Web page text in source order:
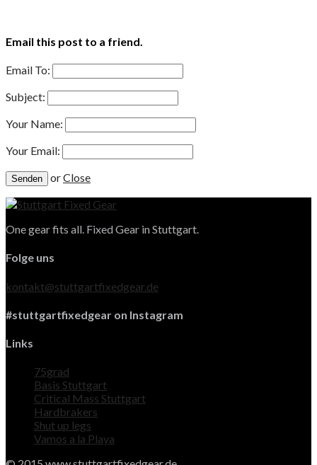
Email this post to a friend.
Email To:
Subject:
Your Name:
Your Email:
orClose
One gear fits all. Fixed Gear in Stuttgart.
Folge uns
kontakt@stuttgartfixedgear.de
#stuttgartfixedgear on Instagram
Links
75grad
Basis Stuttgart
Critical Mass Stuttgart
Hardbrakers
Shut up legs
Vamos a la Playa